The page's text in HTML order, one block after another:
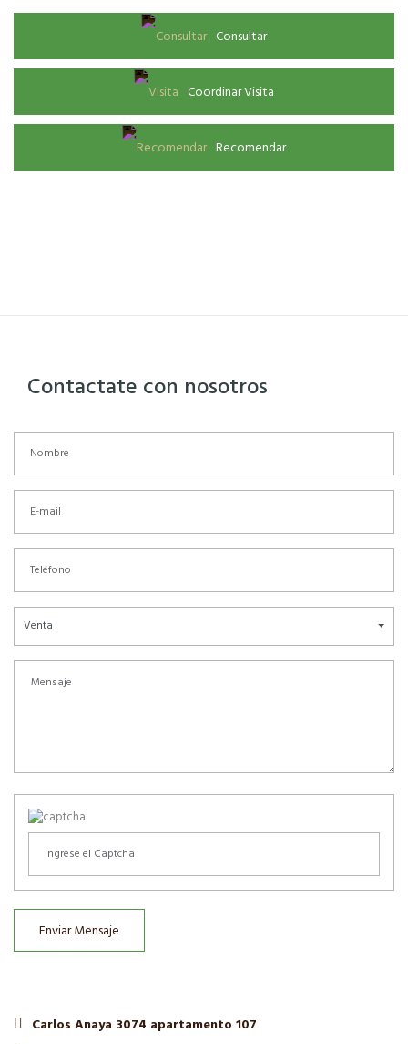
Consultar
Coordinar Visita
Recomendar
Contactate con nosotros
Venta
Enviar Mensaje
Carlos Anaya 3074 apartamento 107